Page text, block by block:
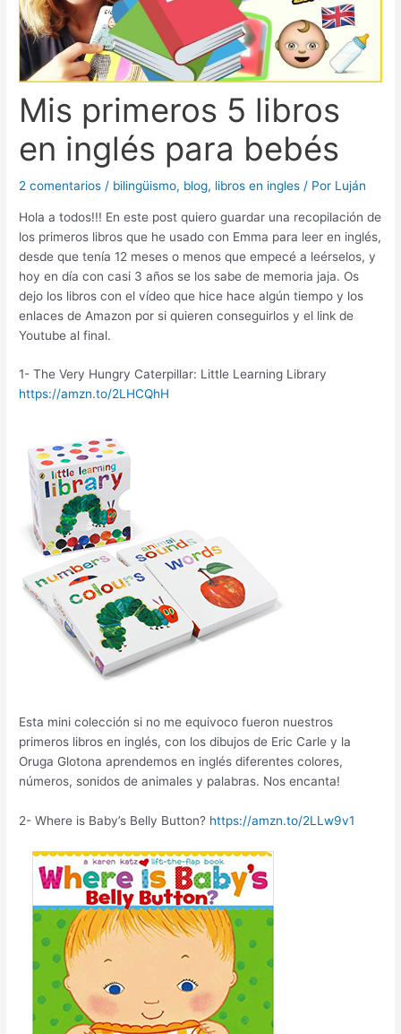
Mis primeros 5 libros
en inglés para bebés
2 comentarios / bilingüismo, blog, libros en ingles / Por Luján
Hola a todos!!! En este post quiero guardar una recopilación de
los primeros libros que he usado con Emma para leer en inglés,
desde que tenía 12 meses o menos que empecé a leérselos, y
hoy en día con casi 3 años se los sabe de memoria jaja. Os
dejo los libros con el vídeo que hice hace algún tiempo y los
enlaces de Amazon por si quieren conseguirlos y el link de
Youtube al final.
1- The Very Hungry Caterpillar: Little Learning Library
https://amzn.to/2LHCQhH
Esta mini colección si no me equivoco fueron nuestros
primeros libros en inglés, con los dibujos de Eric Carle y la
Oruga Glotona aprendemos en inglés diferentes colores,
números, sonidos de animales y palabras. Nos encanta!
2- Where is Baby’s Belly Button? https://amzn.to/2LLw9v1